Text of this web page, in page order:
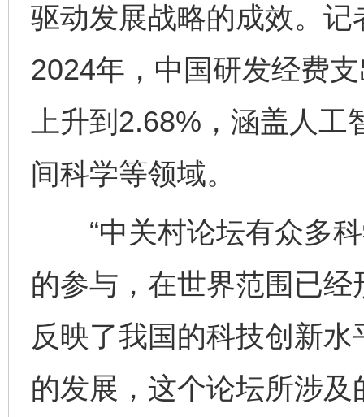
驱动发展战略的成效。
2024年，中国研发经费
上升到2.68%，涵盖人
间科学等领域。
“中关村论坛有众多科
的参与，在世界范围已
反映了我国的科技创新
的发展，这个论坛所涉